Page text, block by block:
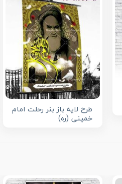
طرح لایه باز بنر رحلت امام
خمینی (ره)